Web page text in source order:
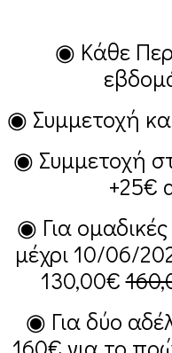
◉ Κάθε
◉ Συμμετοχή
◉ Συμμετοχή
+25€
◉ Για
μέχρι 10/06/
130,00€
◉ Για δύο